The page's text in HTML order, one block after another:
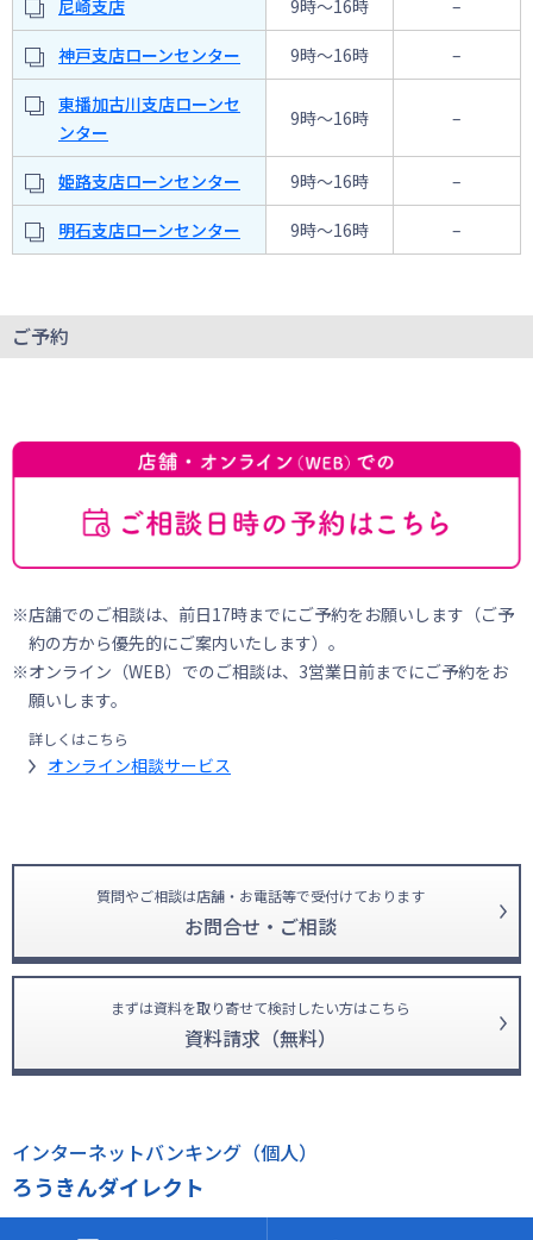
尼崎支店 9時〜16時 –
神戸支店ローンセンター 9時〜16時 –
東播加古川支店ローンセ
ンター
9時〜16時 –
姫路支店ローンセンター 9時〜16時 –
明石支店ローンセンター 9時〜16時 –
ご予約
店舗でのご相談は、前日17時までにご予約をお願いします（ご予
約の方から優先的にご案内いたします）。
オンライン（WEB）でのご相談は、3営業日前までにご予約をお
願いします。
詳しくはこちら
オンライン相談サービス
質問やご相談は店舗・お電話等で受付けております
お問合せ・ご相談
まずは資料を取り寄せて検討したい方はこちら
資料請求（無料）
インターネットバンキング（個人）
ろうきんダイレクト